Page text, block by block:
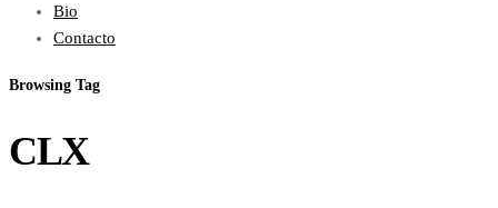
Bio
Contacto
Browsing Tag
CLX